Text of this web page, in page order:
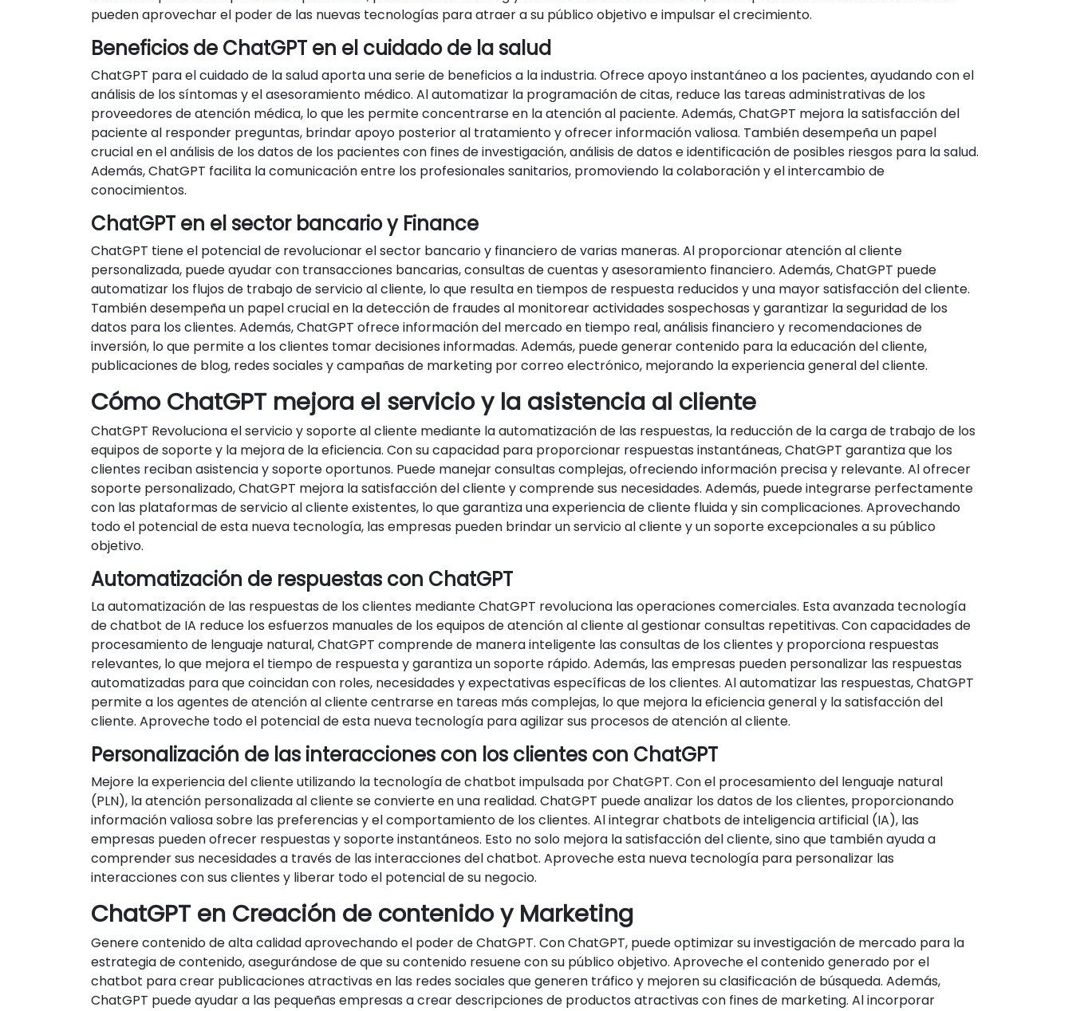
pueden aprovechar el poder de las nuevas tecnologías para atraer a su público objetivo e impulsar el crecimiento.
Beneficios de ChatGPT en el cuidado de la salud
ChatGPT para el cuidado de la salud aporta una serie de beneficios a la industria. Ofrece apoyo instantáneo a los pacientes, ayudando con el
análisis de los síntomas y el asesoramiento médico. Al automatizar la programación de citas, reduce las tareas administrativas de los
proveedores de atención médica, lo que les permite concentrarse en la atención al paciente. Además, ChatGPT mejora la satisfacción del
paciente al responder preguntas, brindar apoyo posterior al tratamiento y ofrecer información valiosa. También desempeña un papel
crucial en el análisis de los datos de los pacientes con fines de investigación, análisis de datos e identificación de posibles riesgos para la salud.
Además, ChatGPT facilita la comunicación entre los profesionales sanitarios, promoviendo la colaboración y el intercambio de
conocimientos.
ChatGPT en el sector bancario y Finance
ChatGPT tiene el potencial de revolucionar el sector bancario y financiero de varias maneras. Al proporcionar atención al cliente
personalizada, puede ayudar con transacciones bancarias, consultas de cuentas y asesoramiento financiero. Además, ChatGPT puede
automatizar los flujos de trabajo de servicio al cliente, lo que resulta en tiempos de respuesta reducidos y una mayor satisfacción del cliente.
También desempeña un papel crucial en la detección de fraudes al monitorear actividades sospechosas y garantizar la seguridad de los
datos para los clientes. Además, ChatGPT ofrece información del mercado en tiempo real, análisis financiero y recomendaciones de
inversión, lo que permite a los clientes tomar decisiones informadas. Además, puede generar contenido para la educación del cliente,
publicaciones de blog, redes sociales y campañas de marketing por correo electrónico, mejorando la experiencia general del cliente.
Cómo ChatGPT mejora el servicio y la asistencia al cliente
ChatGPT Revoluciona el servicio y soporte al cliente mediante la automatización de las respuestas, la reducción de la carga de trabajo de los
equipos de soporte y la mejora de la eficiencia. Con su capacidad para proporcionar respuestas instantáneas, ChatGPT garantiza que los
clientes reciban asistencia y soporte oportunos. Puede manejar consultas complejas, ofreciendo información precisa y relevante. Al ofrecer
soporte personalizado, ChatGPT mejora la satisfacción del cliente y comprende sus necesidades. Además, puede integrarse perfectamente
con las plataformas de servicio al cliente existentes, lo que garantiza una experiencia de cliente fluida y sin complicaciones. Aprovechando
todo el potencial de esta nueva tecnología, las empresas pueden brindar un servicio al cliente y un soporte excepcionales a su público
objetivo.
Automatización de respuestas con ChatGPT
La automatización de las respuestas de los clientes mediante ChatGPT revoluciona las operaciones comerciales. Esta avanzada tecnología
de chatbot de IA reduce los esfuerzos manuales de los equipos de atención al cliente al gestionar consultas repetitivas. Con capacidades de
procesamiento de lenguaje natural, ChatGPT comprende de manera inteligente las consultas de los clientes y proporciona respuestas
relevantes, lo que mejora el tiempo de respuesta y garantiza un soporte rápido. Además, las empresas pueden personalizar las respuestas
automatizadas para que coincidan con roles, necesidades y expectativas específicas de los clientes. Al automatizar las respuestas, ChatGPT
permite a los agentes de atención al cliente centrarse en tareas más complejas, lo que mejora la eficiencia general y la satisfacción del
cliente. Aproveche todo el potencial de esta nueva tecnología para agilizar sus procesos de atención al cliente.
Personalización de las interacciones con los clientes con ChatGPT
Mejore la experiencia del cliente utilizando la tecnología de chatbot impulsada por ChatGPT. Con el procesamiento del lenguaje natural
(PLN), la atención personalizada al cliente se convierte en una realidad. ChatGPT puede analizar los datos de los clientes, proporcionando
información valiosa sobre las preferencias y el comportamiento de los clientes. Al integrar chatbots de inteligencia artificial (IA), las
empresas pueden ofrecer respuestas y soporte instantáneos. Esto no solo mejora la satisfacción del cliente, sino que también ayuda a
comprender sus necesidades a través de las interacciones del chatbot. Aproveche esta nueva tecnología para personalizar las
interacciones con sus clientes y liberar todo el potencial de su negocio.
ChatGPT en Creación de contenido y Marketing
Genere contenido de alta calidad aprovechando el poder de ChatGPT. Con ChatGPT, puede optimizar su investigación de mercado para la
estrategia de contenido, asegurándose de que su contenido resuene con su público objetivo. Aproveche el contenido generado por el
chatbot para crear publicaciones atractivas en las redes sociales que generen tráfico y mejoren su clasificación de búsqueda. Además,
ChatGPT puede ayudar a las pequeñas empresas a crear descripciones de productos atractivas con fines de marketing. Al incorporar